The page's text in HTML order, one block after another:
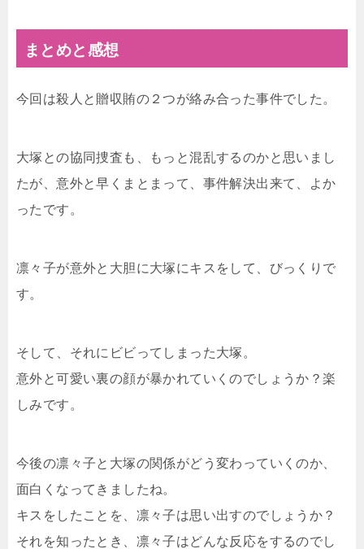
まとめと感想
今回は殺人と贈収賄の２つが絡み合った事件でした。
大塚との協同捜査も、もっと混乱するのかと思いまし
たが、意外と早くまとまって、事件解決出来て、よか
ったです。
凛々子が意外と大胆に大塚にキスをして、びっくりで
す。
そして、それにビビってしまった大塚。
意外と可愛い裏の顔が暴かれていくのでしょうか？楽
しみです。
今後の凛々子と大塚の関係がどう変わっていくのか、
面白くなってきましたね。
キスをしたことを、凛々子は思い出すのでしょうか？
それを知ったとき、凛々子はどんな反応をするのでし